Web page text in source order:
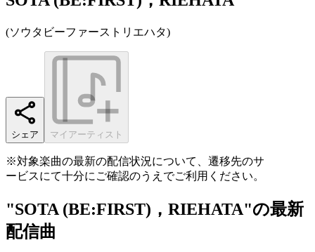
(ソウタビーファーストリエハタ)
シェア マイアーティスト
※対象楽曲の最新の配信状況について、遷移先のサ
ービスにて十分にご確認のうえでご利用ください。
"SOTA (BE:FIRST)，RIEHATA"の最新
配信曲